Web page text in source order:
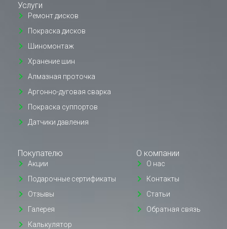
Услуги
Ремонт дисков
Покраска дисков
Шиномонтаж
Хранение шин
Алмазная проточка
Аргонно-дуговая сварка
Покраска суппортов
Датчики давления
Покупателю
Акции
Подарочные сертификаты
Отзывы
Галерея
Калькулятор
О компании
О нас
Контакты
Статьи
Обратная связь